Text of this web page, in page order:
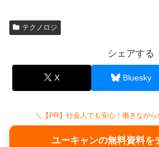
テクノロジ
シェアする
X Bluesky
＼【PR】社会人でも安心！働きなが
ユーキャンの無料資料を